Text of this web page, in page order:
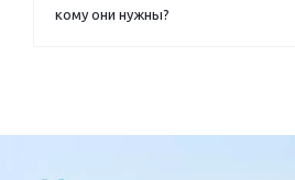
кому они нужны?